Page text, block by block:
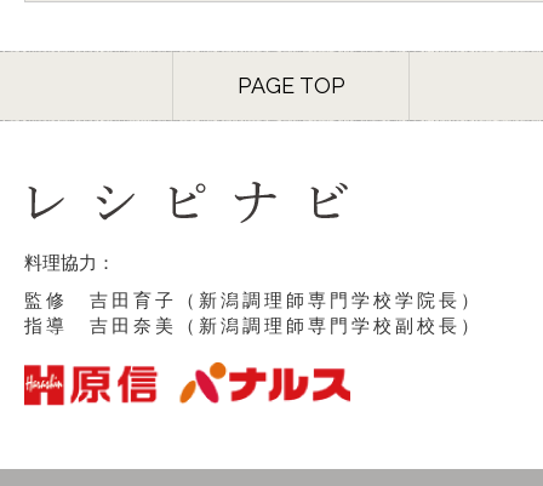
PAGE TOP
料理協力：
監修 吉田育子（新潟調理師専門学校学院長）
指導 吉田奈美（新潟調理師専門学校副校長）